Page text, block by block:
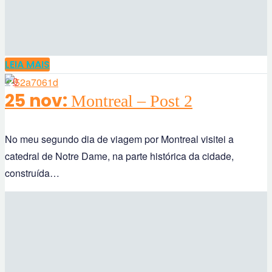
LEIA MAIS
00
25 nov: Montreal – Post 2
No meu segundo dia de viagem por Montreal visitei a
catedral de Notre Dame, na parte histórica da cidade,
construída…